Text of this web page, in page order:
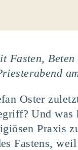
Fasten,
Oster
Und
Praxis
Fastens,